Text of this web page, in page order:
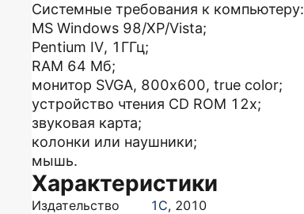
Системные требования к компьютеру:
MS Windows 98/XP/Vista;
Pentium IV, 1ГГц;
RAM 64 Мб;
монитор SVGA, 800х600, true color;
устройство чтения CD ROM 12x;
звуковая карта;
колонки или наушники;
мышь.
Характеристики
Издательство 1С, 2010